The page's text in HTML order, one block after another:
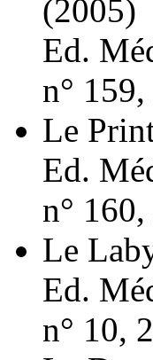
(2005)
Ed.
n°
Le
Ed.
n°
Le
Ed.
n° 10,